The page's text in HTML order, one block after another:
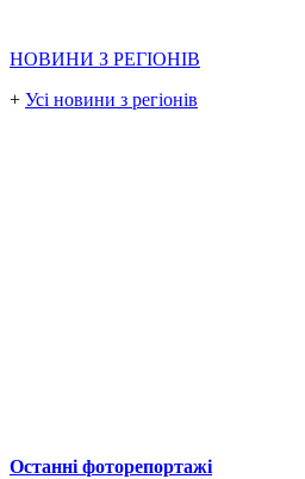
НОВИНИ З РЕГІОНІВ
+ Усі новини з регіонів
Останні фоторепортажі